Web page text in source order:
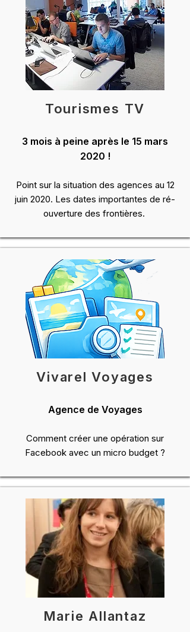
Tourismes TV
3 mois à peine après le 15 mars
2020 !
Point sur la situation des agences au 12
juin 2020. Les dates importantes de ré-
ouverture des frontières.
Vivarel Voyages
Agence de Voyages
Comment créer une opération sur
Facebook avec un micro budget ?
Marie Allantaz